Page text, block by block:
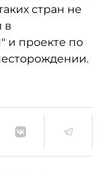
стран не
в
и проекте по